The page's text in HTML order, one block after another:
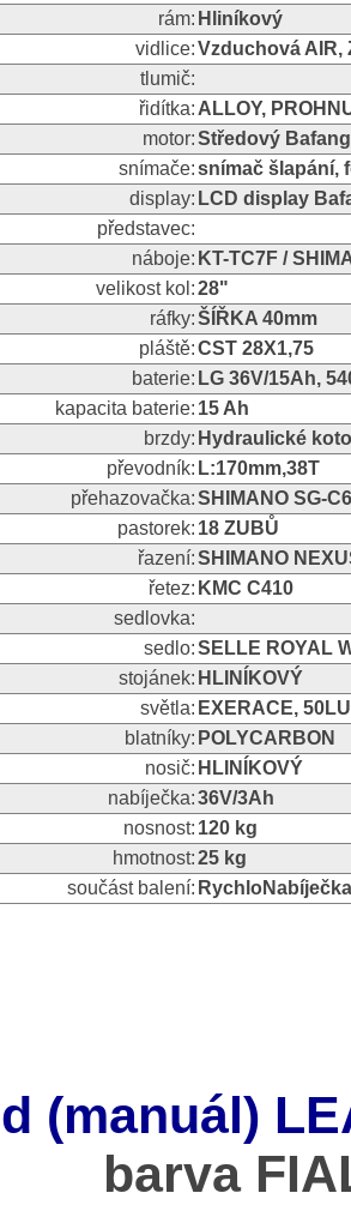
rám: Hliníkový
vidlice:Vzduchová AIR,
tlumič:
řidítka: ALLOY,
motor:Středový
snímače:snímač šlapání,
display: LCD display
představec:
náboje: KT-TC7F /
velikost kol:28"
ráfky:ŠÍŘKA 40mm
pláště:CST 28X1,75
baterie: LG 36V/15Ah,
kapacita baterie: 15 Ah
brzdy: Hydraulické
převodník: L:170mm,38T
přehazovačka:SHIMANO SG-
pastorek: 18 ZUBŮ
řazení:SHIMANO
řetez: KMC C410
sedlovka:
sedlo:SELLE ROYAL
stojánek: HLINÍKOVÝ
světla: EXERACE,
blatníky: POLYCARBON
nosič: HLINÍKOVÝ
nabíječka:36V/3Ah
nosnost: 120 kg
hmotnost:25 kg
součást balení:
(manuál)
barva